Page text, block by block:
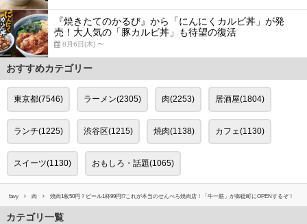
『焼きたてのかるび』から「にんにくカルビ丼」が発
売！大人気の「豚カルビ丼」も待望の復活
8月6日(木) 〜
おすすめカテゴリー
東京都(7546) ラーメン(2305) 肉(2253) 居酒屋(1804)
ランチ(1225) 渋谷区(1215) 焼肉(1138) カフェ(1130)
スイーツ(1130) おもしろ・話題(1065)
favy 肉 焼肉1枚50円？ビール1杯99円!?これが本当のせんべろ焼肉店！「牛一筋」が御徒町にOPENするぞ！
カテゴリ一覧